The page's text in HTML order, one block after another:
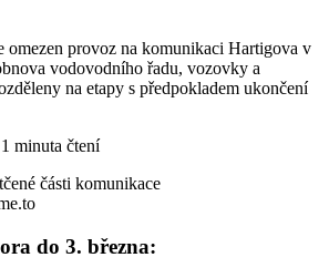
omezen provoz na komunikaci Hartigova v
vodovodního řadu, vozovky a
na etapy s předpokladem ukončení
1 minuta čtení
do 3. března: